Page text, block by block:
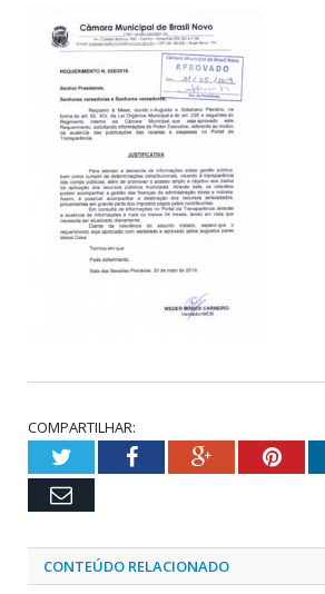
COMPARTILHAR:
TwitterFacebookGoogle+
Email
CONTEÚDO RELACIONADO